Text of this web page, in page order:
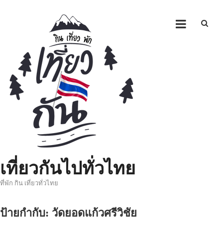
เที่ยวกันไปทั่วไทย
ที่พัก กิน เที่ยวทั่วไทย
ป้ายกำกับ: วัดยอดแก้วศรีวิชัย